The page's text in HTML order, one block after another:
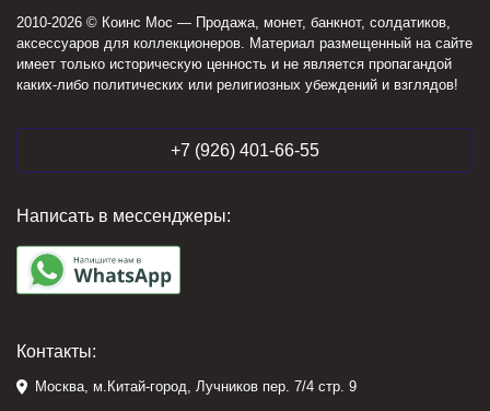
2010-2026 © Коинс Мос — Продажа, монет, банкнот, солдатиков,
аксессуаров для коллекционеров. Материал размещенный на сайте
имеет только историческую ценность и не является пропагандой
каких-либо политических или религиозных убеждений и взглядов!
+7 (926) 401-66-55
Написать в мессенджеры:
Контакты:
Москва, м.Китай-город, Лучников пер. 7/4 стр. 9